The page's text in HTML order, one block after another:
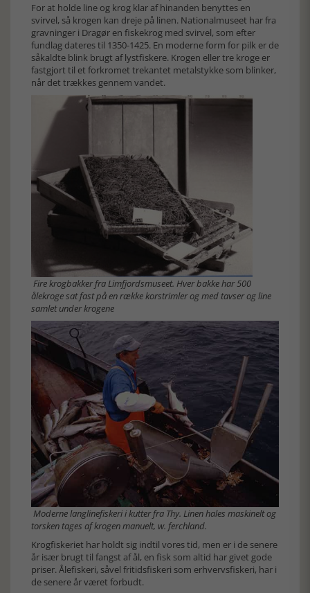
For at holde line og krog klar af hinanden benyttes en
svirvel, så krogen kan dreje på linen. Nationalmuseet har fra
gravninger i Dragør en fiskekrog med svirvel, som efter
fundlag dateres til 1350-1425. En moderne form for pilk er de
såkaldte blink brugt af lystfiskere. Krogen eller tre kroge er
fastgjort til et forkromet trekantet metalstykke som blinker,
når det trækkes gennem vandet.
Fire krogbakker fra Limfjordsmuseet. Hver bakke har 500
ålekroge sat fast på en række korstrimler og med tavser og line
samlet under krogene
Moderne langlinefiskeri i kutter fra Thy. Linen hales maskinelt og
torsken tages af krogen manuelt, w. ferchland.
Krogfiskeriet har holdt sig indtil vores tid, men er i de senere
år især brugt til fangst af ål, en fisk som altid har givet gode
priser. Ålefiskeri, såvel fritidsfiskeri som erhvervsfiskeri, har i
de senere år været forbudt.